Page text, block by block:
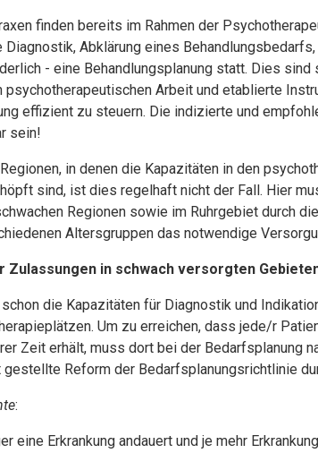
finden bereits im Rahmen der
Diagnostik, Abklärung eines
- eine Behandlungsplanung statt. Dies
psychotherapeutischen Arbeit und etablierte
effizient zu steuern. Die indizierte und
sein!
Regionen, in denen die Kapazitäten in den
sind, ist dies regelhaft nicht der Fall. Hier
Regionen sowie im Ruhrgebiet durch
Altersgruppen das notwendige
Zulassungen in schwach versorgten
schon die Kapazitäten für Diagnostik und
Um zu erreichen, dass jede/r
Zeit erhält, muss dort bei der Be­darfsplanung
Reform der Bedarfsplanungsrichtlinie
:
eine Erkrankung andauert und je mehr